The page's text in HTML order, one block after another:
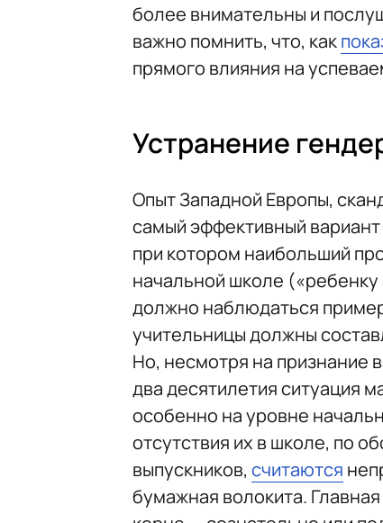
более внимательны и
важно помнить, что, как
прямого влияния на
Устранение
Опыт Западной Европы,
самый эффективный
при котором наибольший
начальной школе
должно наблюдаться
учительницы должны
Но, несмотря на признание
два десятилетия ситуация
особенно на уровне
отсутствия их в школе, по
выпускников, считаются
бумажная волокита.